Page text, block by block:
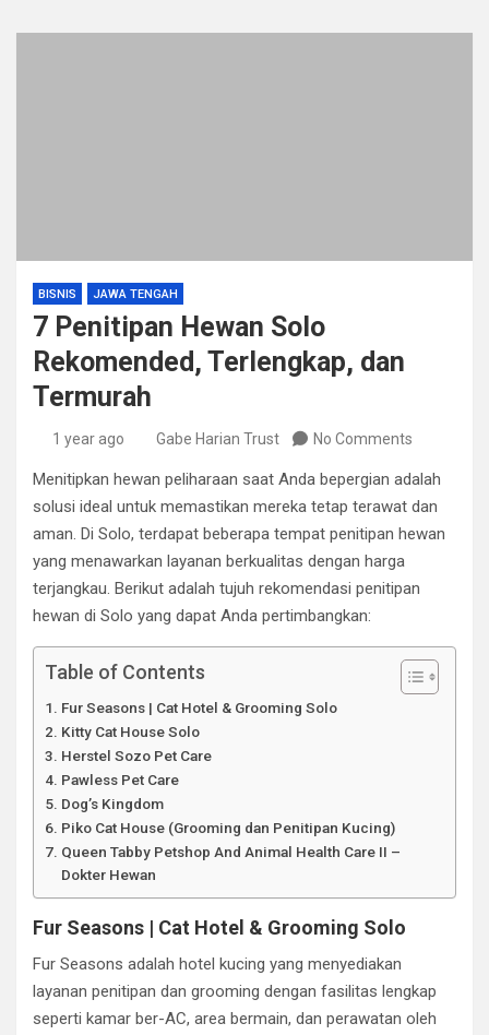
BISNIS JAWA TENGAH
7 Penitipan Hewan Solo
Rekomended, Terlengkap, dan
Termurah
1 year ago Gabe Harian Trust No Comments
​Menitipkan hewan peliharaan saat Anda bepergian adalah
solusi ideal untuk memastikan mereka tetap terawat dan
aman. Di Solo, terdapat beberapa tempat penitipan hewan
yang menawarkan layanan berkualitas dengan harga
terjangkau. Berikut adalah tujuh rekomendasi penitipan
hewan di Solo yang dapat Anda pertimbangkan:
Table of Contents
Fur Seasons | Cat Hotel & Grooming Solo
Kitty Cat House Solo
Herstel Sozo Pet Care
Pawless Pet Care
Dog’s Kingdom
Piko Cat House (Grooming dan Penitipan Kucing)
Queen Tabby Petshop And Animal Health Care II –
Dokter Hewan
Fur Seasons | Cat Hotel & Grooming Solo
Fur Seasons adalah hotel kucing yang menyediakan
layanan penitipan dan grooming dengan fasilitas lengkap
seperti kamar ber-AC, area bermain, dan perawatan oleh